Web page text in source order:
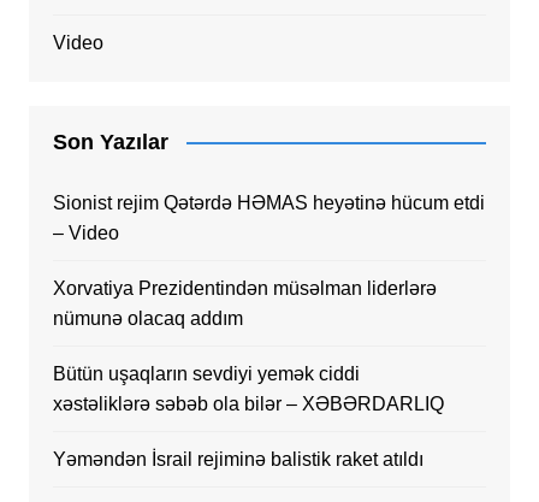
Video
Son Yazılar
Sionist rejim Qətərdə HƏMAS heyətinə hücum etdi
– Video
Xorvatiya Prezidentindən müsəlman liderlərə
nümunə olacaq addım
Bütün uşaqların sevdiyi yemək ciddi
xəstəliklərə səbəb ola bilər – XƏBƏRDARLIQ
Yəməndən İsrail rejiminə balistik raket atıldı